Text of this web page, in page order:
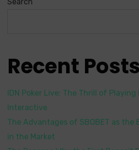
Recent Posts
IDN Poker Live: The Thrill of Playing
Interactive
The Advantages of SBOBET as
in the Market